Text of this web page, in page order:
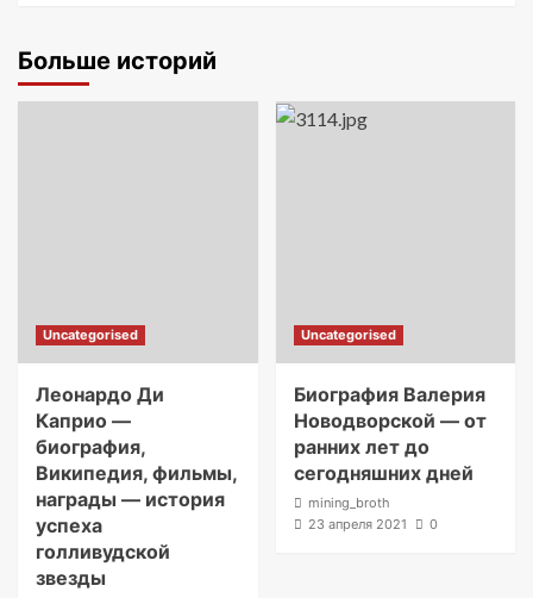
Больше историй
Uncategorised
Леонардо Ди
Каприо —
биография,
Википедия, фильмы,
награды — история
успеха
голливудской
звезды
Uncategorised
Биография Валерия
Новодворской — от
ранних лет до
сегодняшних дней
mining_broth
23 апреля 2021
0